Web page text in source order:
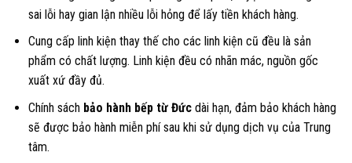
sai lỗi hay gian lận nhiều lỗi hỏng để lấy tiền khách hàng.
Cung cấp linh kiện thay thế cho các linh kiện cũ đều là sản
phẩm có chất lượng. Linh kiện đều có nhãn mác, nguồn gốc
xuất xứ đầy đủ.
Chính sách bảo hành bếp từ Đứcdài hạn, đảm bảo khách hàng
sẽ được bảo hành miễn phí sau khi sử dụng dịch vụ của Trung
tâm.